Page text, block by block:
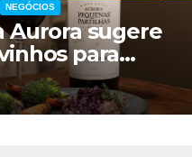
NEGÓCIOS
Aurora sugere
para
no Dia dos Pais